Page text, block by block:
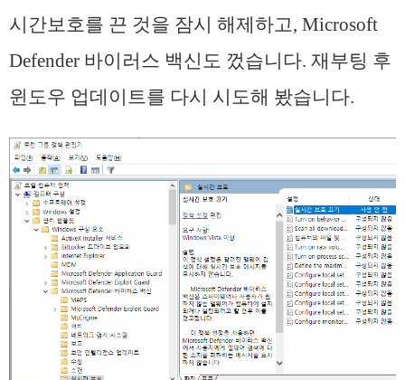
시간보호를 끈 것을 잠시 해제하고, Microsoft
Defender 바이러스 백신도 껐습니다. 재부팅 후
윈도우 업데이트를 다시 시도해 봤습니다.